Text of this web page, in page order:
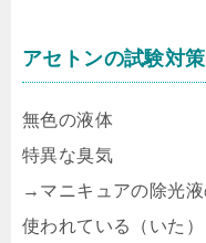
アセトンの試験対策
無色の液体
特異な臭気
→マニキュアの除光
使われている（いた）